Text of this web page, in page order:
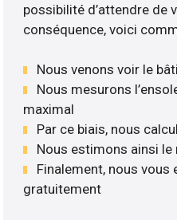
possibilité d’attendre de
conséquence, voici
Nous venons voir le
Nous mesurons
maximal
Par ce biais, nous
Nous estimons ainsi
Finalement, nous vous
gratuitement